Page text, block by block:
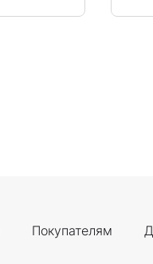
Покупателям